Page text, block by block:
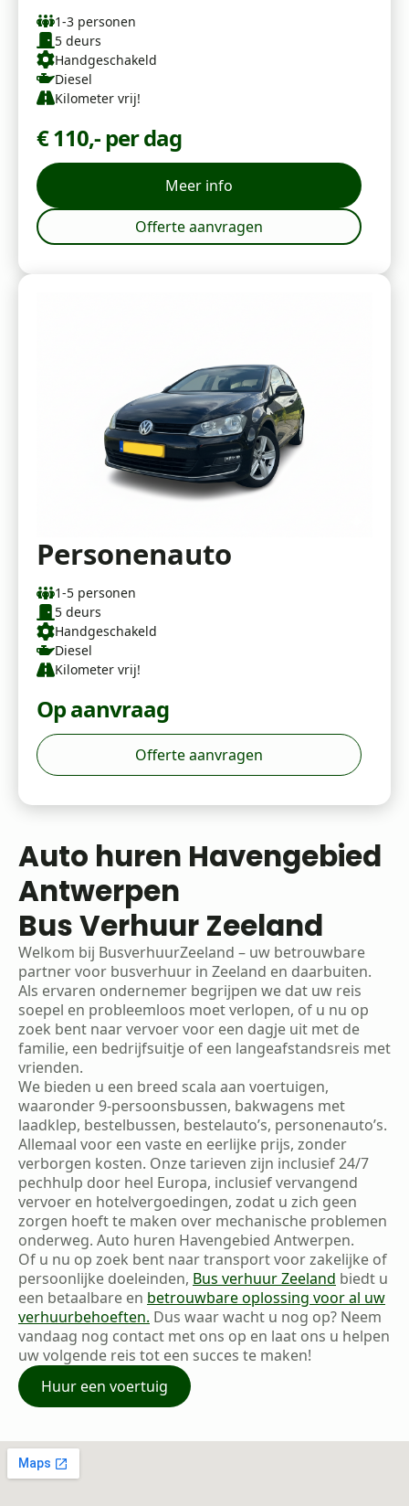
1-3 personen
5 deurs
Handgeschakeld
Diesel
Kilometer vrij!
€ 110,- per dag
Meer info
Offerte aanvragen
Personenauto
1-5 personen
5 deurs
Handgeschakeld
Diesel
Kilometer vrij!
Op aanvraag
Offerte aanvragen
Auto huren Havengebied
Antwerpen
Bus Verhuur Zeeland
Welkom bij BusverhuurZeeland – uw betrouwbare
partner voor busverhuur in Zeeland en daarbuiten.
Als ervaren ondernemer begrijpen we dat uw reis
soepel en probleemloos moet verlopen, of u nu op
zoek bent naar vervoer voor een dagje uit met de
familie, een bedrijfsuitje of een langeafstandsreis met
vrienden.
We bieden u een breed scala aan voertuigen,
waaronder 9-persoonsbussen, bakwagens met
laadklep, bestelbussen, bestelauto’s, personenauto’s.
Allemaal voor een vaste en eerlijke prijs, zonder
verborgen kosten. Onze tarieven zijn inclusief 24/7
pechhulp door heel Europa, inclusief vervangend
vervoer en hotelvergoedingen, zodat u zich geen
zorgen hoeft te maken over mechanische problemen
onderweg. Auto huren Havengebied Antwerpen.
Of u nu op zoek bent naar transport voor zakelijke of
persoonlijke doeleinden, Bus verhuur Zeeland biedt u
een betaalbare en betrouwbare oplossing voor al uw
verhuurbehoeften. Dus waar wacht u nog op? Neem
vandaag nog contact met ons op en laat ons u helpen
uw volgende reis tot een succes te maken!
Huur een voertuig